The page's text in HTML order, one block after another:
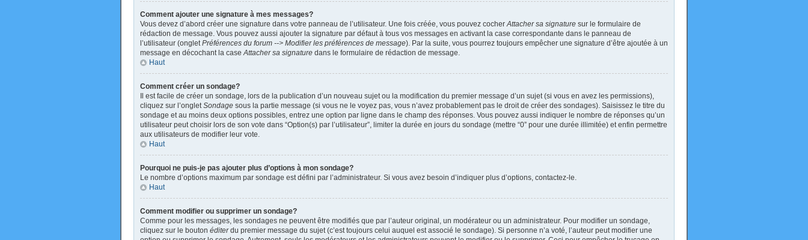
Comment ajouter une signature à mes messages?
Vous devez d’abord créer une signature dans votre panneau de l’utilisateur. Une fois créée, vous pouvez cocherAttacher sa signature sur le formulaire de
rédaction de message. Vous pouvez aussi ajouter la signature par défaut à tous vos messages en activant la case correspondante dans le panneau de
l’utilisateur (ongletPréférences du forum --> Modifier les préférences de message). Par la suite, vous pourrez toujours empêcher une signature d’être ajoutée à un
message en décochant la caseAttacher sa signature dans le formulaire de rédaction de message.
Haut
Comment créer un sondage?
Il est facile de créer un sondage, lors de la publication d’un nouveau sujet ou la modification du premier message d’un sujet (si vous en avez les permissions),
cliquez sur l’ongletSondage sous la partie message (si vous ne le voyez pas, vous n’avez probablement pas le droit de créer des sondages). Saisissez le titre du
sondage et au moins deux options possibles, entrez une option par ligne dans le champ des réponses. Vous pouvez aussi indiquer le nombre de réponses qu’un
utilisateur peut choisir lors de son vote dans “Option(s) par l’utilisateur”, limiter la durée en jours du sondage (mettre “0” pour une durée illimitée) et enfin permettre
aux utilisateurs de modifier leur vote.
Haut
Pourquoi ne puis-je pas ajouter plus d’options à mon sondage?
Le nombre d’options maximum par sondage est défini par l’administrateur. Si vous avez besoin d’indiquer plus d’options, contactez-le.
Haut
Comment modifier ou supprimer un sondage?
Comme pour les messages, les sondages ne peuvent être modifiés que par l’auteur original, un modérateur ou un administrateur. Pour modifier un sondage,
cliquez sur le bouton éditerdu premier message du sujet (c’est toujours celui auquel est associé le sondage). Si personne n’a voté, l’auteur peut modifier une